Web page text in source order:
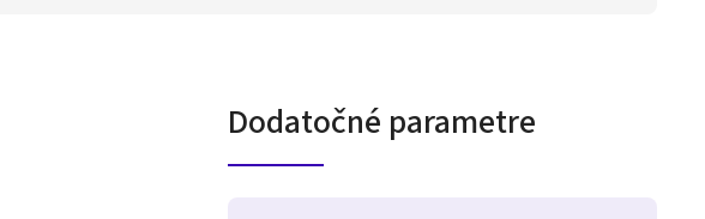
Dodatočné parametre